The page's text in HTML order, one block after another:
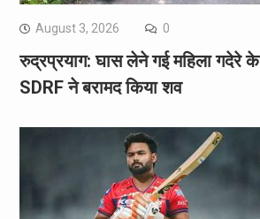
August 3, 2026 0
रुद्रप्रयाग: घास लेने गई महिला गदेरे
SDRF ने बरामद किया शव